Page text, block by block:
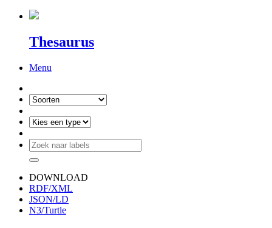
Thesaurus
Menu
DOWNLOAD
RDF/XML
JSON/LD
N3/Turtle